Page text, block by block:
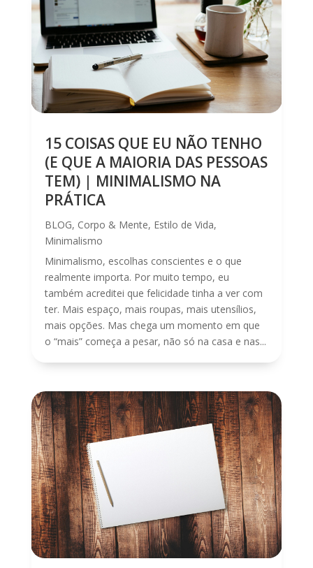
15 COISAS QUE EU NÃO TENHO
(E QUE A MAIORIA DAS PESSOAS
TEM) | MINIMALISMO NA
PRÁTICA
BLOG, Corpo & Mente, Estilo de Vida,
Minimalismo
Minimalismo, escolhas conscientes e o que
realmente importa. Por muito tempo, eu
também acreditei que felicidade tinha a ver com
ter. Mais espaço, mais roupas, mais utensílios,
mais opções. Mas chega um momento em que
o “mais” começa a pesar, não só na casa e nas...